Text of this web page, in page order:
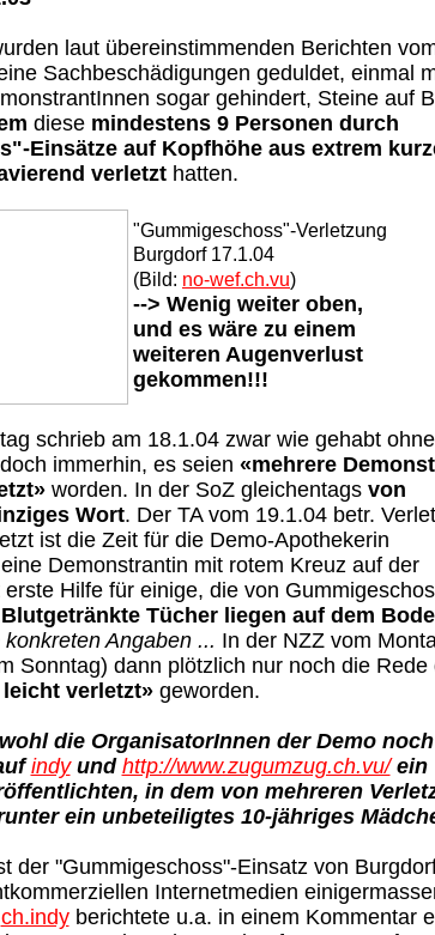
laut übereinstimmenden Berichten
Sachbeschädigungen geduldet, einmal
sogar gehindert, Steine auf
diese mindestens 9 Personen durch
Einsätze auf Kopfhöhe aus extrem
verletzthatten.
"Gummigeschoss"-Verletzung
Burgdorf 17.1.04
(Bild: no-wef.ch.vu)
--> Wenig weiter oben,
und es wäre zu einem
weiteren Augenverlust
gekommen!!!
schrieb am 18.1.04 zwar wie gehabt ohne
immerhin, es seien «mehrere
worden. In der SoZ gleichentags von
Wort. Der TA vom 19.1.04 betr.
ist die Zeit für die Demo-Apothekerin
Demonstrantin mit rotem Kreuz auf der
Hilfe für einige, die von
Blutgetränkte Tücher liegen auf dem
Angaben ... In der NZZ vom
Sonntag) dann plötzlich nur noch die Rede
verletzt»geworden.
die OrganisatorInnen der Demo
indyund http://www.zugumzug.ch.vu/ein
in dem von mehreren
ein unbeteiligtes 10-jähriges
der "Gummigeschoss"-Einsatz von
Internetmedien
ch.indyberichtete u.a. in einem Kommentar